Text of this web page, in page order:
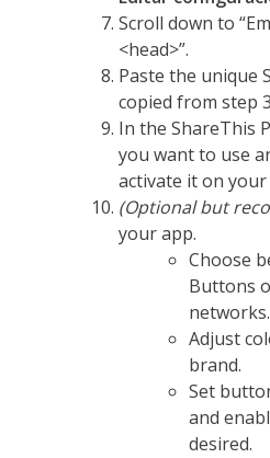
Scroll down to
<head>”.
Paste the unique
copied from step
In the ShareThis
you want to use
activate it on your
(Optional but
your app.
Choose
Buttons
networks.
Adjust
brand.
Set
and
desired.